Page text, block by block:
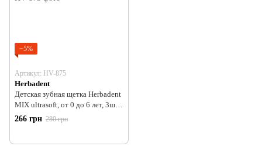
−5%
Артикул: HV-875
Herbadent
Детская зубная щетка Herbadent
MIX ultrasoft, от 0 до 6 лет, 3шт.в
упаковке, ультра мягкая, микс
цветов
266 грн 280 грн